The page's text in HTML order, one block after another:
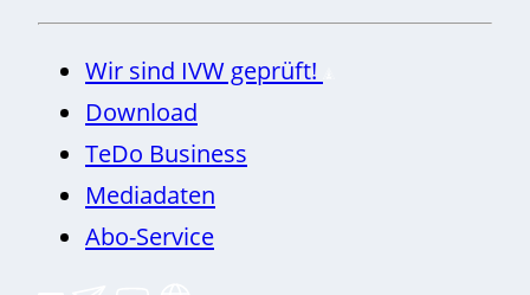
Wir sind IVW geprüft!
Download
TeDo Business
Mediadaten
Abo-Service